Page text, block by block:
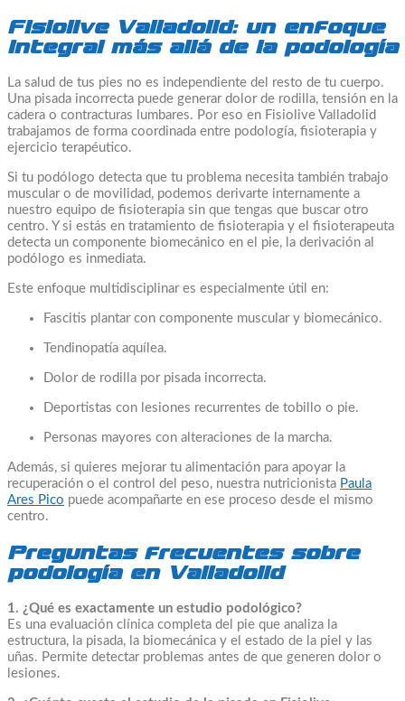
Fisiolive Valladolid: un enfoque
integral más allá de la podología
La salud de tus pies no es independiente del resto de tu cuerpo.
Una pisada incorrecta puede generar dolor de rodilla, tensión en la
cadera o contracturas lumbares. Por eso en Fisiolive Valladolid
trabajamos de forma coordinada entre podología, fisioterapia y
ejercicio terapéutico.
Si tu podólogo detecta que tu problema necesita también trabajo
muscular o de movilidad, podemos derivarte internamente a
nuestro equipo de fisioterapia sin que tengas que buscar otro
centro. Y si estás en tratamiento de fisioterapia y el fisioterapeuta
detecta un componente biomecánico en el pie, la derivación al
podólogo es inmediata.
Este enfoque multidisciplinar es especialmente útil en:
Fascitis plantar con componente muscular y biomecánico.
Tendinopatía aquílea.
Dolor de rodilla por pisada incorrecta.
Deportistas con lesiones recurrentes de tobillo o pie.
Personas mayores con alteraciones de la marcha.
Además, si quieres mejorar tu alimentación para apoyar la
recuperación o el control del peso, nuestra nutricionista Paula
Ares Pico puede acompañarte en ese proceso desde el mismo
centro.
Preguntas frecuentes sobre
podología en Valladolid
1. ¿Qué es exactamente un estudio podológico?
Es una evaluación clínica completa del pie que analiza la
estructura, la pisada, la biomecánica y el estado de la piel y las
uñas. Permite detectar problemas antes de que generen dolor o
lesiones.